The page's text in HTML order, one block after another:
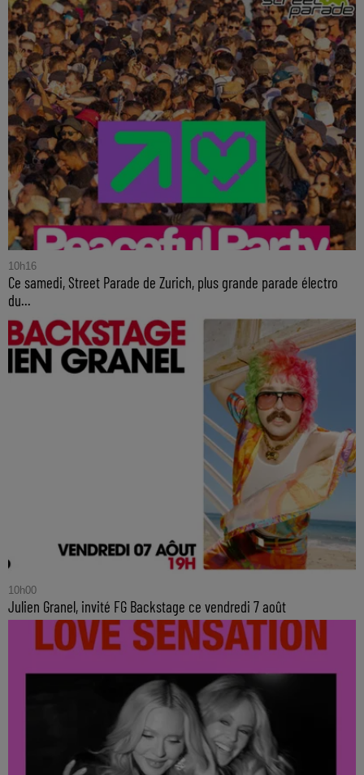
10h16
Ce samedi, Street Parade de Zurich, plus grande parade électro
du...
10h00
Julien Granel, invité FG Backstage ce vendredi 7 août